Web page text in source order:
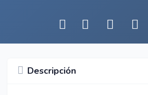
Descripción